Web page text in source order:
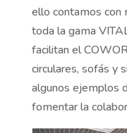
ello contamos con
toda la gama
facilitan el
circulares, sofás y
algunos ejemplos
fomentar la